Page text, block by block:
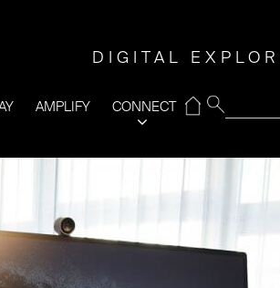
DIGITAL
AMPLIFY CONNECT
⌂